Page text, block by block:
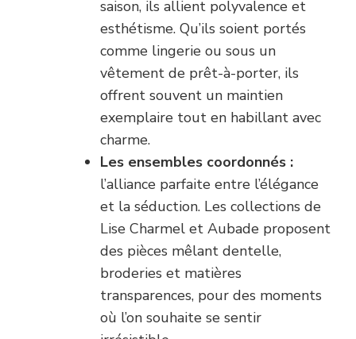
saison, ils allient polyvalence et
esthétisme. Qu’ils soient portés
comme lingerie ou sous un
vêtement de prêt-à-porter, ils
offrent souvent un maintien
exemplaire tout en habillant avec
charme.
Les ensembles coordonnés :
l’alliance parfaite entre l’élégance
et la séduction. Les collections de
Lise Charmel et Aubade proposent
des pièces mêlant dentelle,
broderies et matières
transparences, pour des moments
où l’on souhaite se sentir